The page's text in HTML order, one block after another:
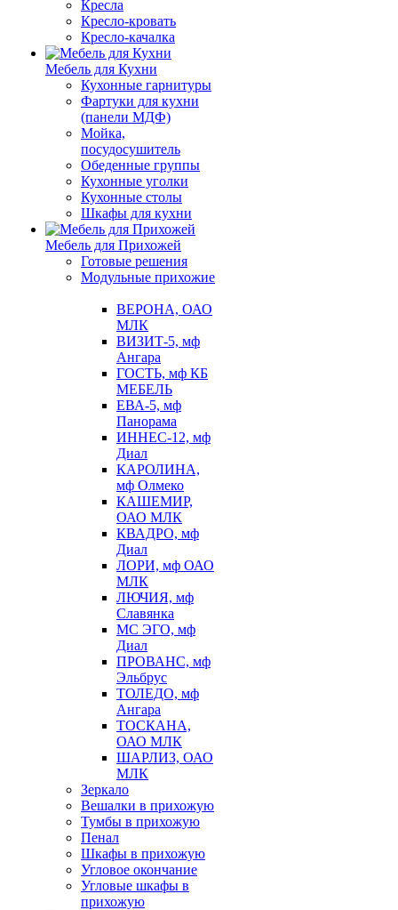
Кресла
Кресло-кровать
Кресло-качалка
Мебель для Кухни
Кухонные гарнитуры
Фартуки для кухни
(панели МДФ)
Мойка,
посудосушитель
Обеденные группы
Кухонные уголки
Кухонные столы
Шкафы для кухни
Мебель для Прихожей
Готовые решения
Модульные прихожие
ВЕРОНА, ОАО
МЛК
ВИЗИТ-5, мф
Ангара
ГОСТЬ, мф КБ
МЕБЕЛЬ
ЕВА-5, мф
Панорама
ИННЕС-12, мф
Диал
КАРОЛИНА,
мф Олмеко
КАШЕМИР,
ОАО МЛК
КВАДРО, мф
Диал
ЛОРИ, мф ОАО
МЛК
ЛЮЧИЯ, мф
Славянка
МС ЭГО, мф
Диал
ПРОВАНС, мф
Эльбрус
ТОЛЕДО, мф
Ангара
ТОСКАНА,
ОАО МЛК
ШАРЛИЗ, ОАО
МЛК
Зеркало
Вешалки в прихожую
Тумбы в прихожую
Пенал
Шкафы в прихожую
Угловое окончание
Угловые шкафы в
прихожую